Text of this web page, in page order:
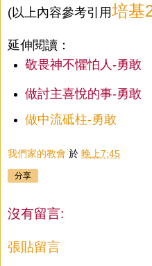
(以上內容參考引用培基
延伸閱讀：
敬畏神不懼怕人-勇敢
做討主喜悅的事-勇敢
做中流砥柱-勇敢
我們家的教會 於 晚上7:45
分享
沒有留言:
張貼留言